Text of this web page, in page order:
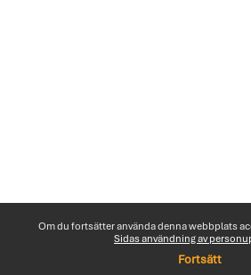
Om du fortsätter använda denna webbplats
Sidas användning av
Fortsätt